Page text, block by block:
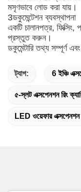
মসৃণভাবে লোড করা যায়।
3ডকুমেন্টেশন ব্যবস্থাপনা
একটি চালানপত্র,
প্রস্তুত করুন।
ডকুমেন্টারি তথ্য সম্পূর্ণ
ট্যাগ: 6 ইঞ্চি
৫-স্লট এক্সপেনশন রিং
LED ওয়েফার এক্সপেনশন